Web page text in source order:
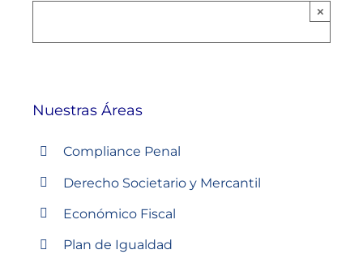
×
Nuestras Áreas
Compliance Penal
Derecho Societario y Mercantil
Económico Fiscal
Plan de Igualdad